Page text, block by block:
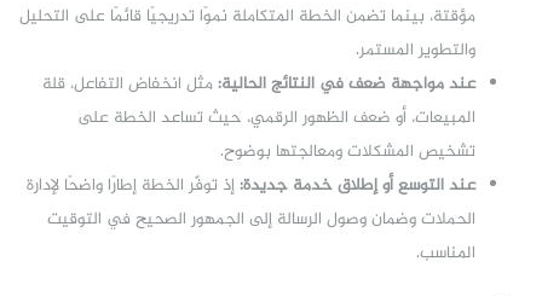
مؤقتة، بينما تضمن الخطة المتكاملة نموًا تدريجيًا قائمًا على التحليل
والتطوير المستمر.
عند مواجهة ضعف في النتائج الحالية:مثل انخفاض التفاعل، قلة
المبيعات، أو ضعف الظهور الرقمي، حيث تساعد الخطة على
تشخيص المشكلات ومعالجتها بوضوح.
عند التوسع أو إطلاق خدمة جديدة:إذ توفّر الخطة إطارًا واضحًا لإدارة
الحملات وضمان وصول الرسالة إلى الجمهور الصحيح في التوقيت
المناسب.